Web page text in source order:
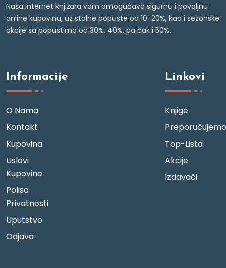
Naša internet knjižara vam omogućava sigurnu i povoljnu
online kupovinu, uz stalne popuste od 10-20%, kao i sezonske
akcije sa popustima od 30%, 40%, pa čak i 50%.
Informacije
O Nama
Kontakt
Kupovina
Uslovi
Kupovine
Polisa
Privatnosti
Uputstvo
Odjava
Linkovi
Knjige
Preporučujemo
Top-Lista
Akcije
Izdavači